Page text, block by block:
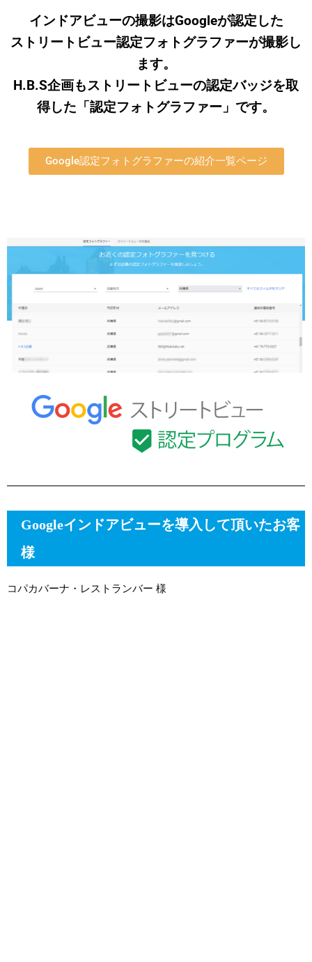
インドアビューの撮影はGoogleが認定した
ストリートビュー認定フォトグラファーが撮影し
ます。
H.B.S企画もストリートビューの認定バッジを取
得した「認定フォトグラファー」です。
Google認定フォトグラファーの紹介一覧ページ
Googleインドアビューを導入して頂いたお客
様
コパカバーナ・レストランバー 様